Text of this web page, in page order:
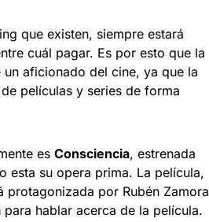
que existen, siempre estará
cuál pagar. Es por esto que la
aficionado del cine, ya que la
películas y series de forma
es Consciencia, estrenada
esta su opera prima. La película,
protagonizada por Rubén Zamora
para hablar acerca de la película.